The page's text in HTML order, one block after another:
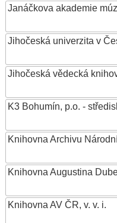
Janáčkova akademie
Jihočeská univerzita v
Jihočeská vědecká
K3 Bohumín, p.o. -
Knihovna Archivu
Knihovna Augustina
Knihovna AV ČR, v. v. i.